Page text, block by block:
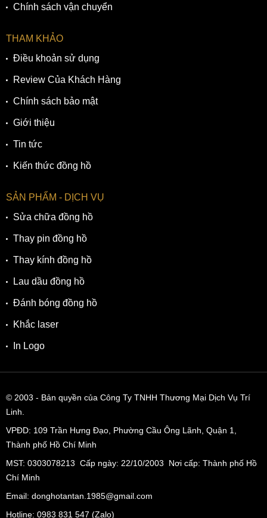
Chính sách vận chuyển
THAM KHẢO
Điều khoản sử dụng
Review Của Khách Hàng
Chính sách bảo mật
Giới thiệu
Tin tức
Kiến thức đồng hồ
SẢN PHẨM - DỊCH VỤ
Sửa chữa đồng hồ
Thay pin đồng hồ
Thay kính đồng hồ
Lau dầu đồng hồ
Đánh bóng đồng hồ
Khắc laser
In Logo
© 2003 - Bản quyền của Công Ty TNHH Thương Mại Dịch Vụ Trí
Linh.
VPĐD: 109 Trần Hưng Đạo, Phường Cầu Ông Lãnh, Quận 1,
Thành phố Hồ Chí Minh
MST: 0303078213 Cấp ngày: 22/10/2003 Nơi cấp: Thành phố Hồ
Chí Minh
Email: donghotantan.1985@gmail.com
Hotline: 0983 831 547 (Zalo)